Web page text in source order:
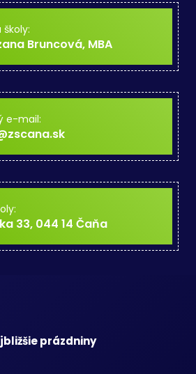
Bruncová, MBA
e-mail:
33, 044 14 Čaňa
prázdniny